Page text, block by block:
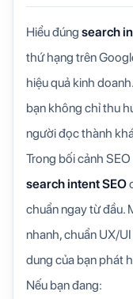
Hiểu đúng search
thứ hạng trên
hiệu quả kinh
bạn không chỉ thu
người đọc thành
Trong bối cảnh
search intent SEO
chuẩn ngay từ đầu.
nhanh, chuẩn UX/
dung của bạn phát
Nếu bạn đang: